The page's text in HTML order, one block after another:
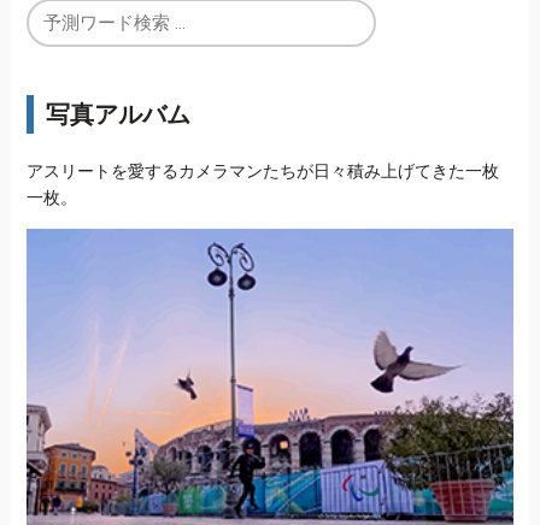
写真アルバム
アスリートを愛するカメラマンたちが日々積み上げてきた一枚
一枚。